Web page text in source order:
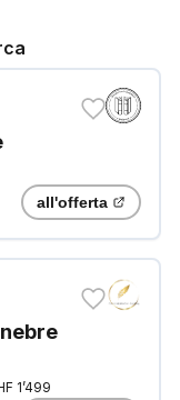
all'offerta
1’499